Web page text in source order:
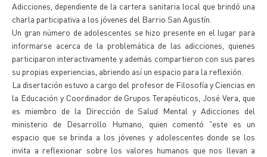
Adicciones, dependiente de la cartera sanitaria local que brindó una
charla participativa a los jóvenes del Barrio San Agustín.
Un gran número de adolescentes se hizo presente en el lugar para
informarse acerca de la problemática de las adicciones, quienes
participaron interactivamente y además compartieron con sus pares
su propias experiencias, abriendo así un espacio para la reflexión.
La disertación estuvo a cargo del profesor de Filosofía y Ciencias en
la Educación y Coordinador de Grupos Terapéuticos, José Vera, que
es miembro de la Dirección de Salud Mental y Adicciones del
ministerio de Desarrollo Humano, quien comentó "este es un
espacio que se brinda a los jóvenes y adolescentes donde se los
invita a reflexionar sobre los valores humanos que nos llevan a